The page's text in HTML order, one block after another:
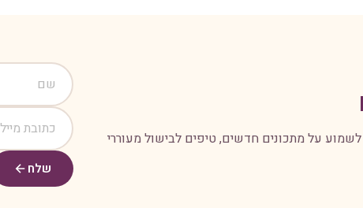
על מתכונים חדשים, טיפים לבישול מעוררי
שלח